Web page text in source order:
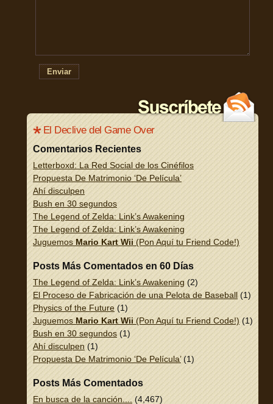
Enviar
El Declive del Game Over
Comentarios Recientes
Letterboxd: La Red Social de los Cinéfilos
Propuesta De Matrimonio ‘De Película’
Ahí disculpen
Bush en 30 segundos
The Legend of Zelda: Link’s Awakening
The Legend of Zelda: Link’s Awakening
Juguemos Mario Kart Wii (Pon Aquí tu Friend Code!)
Posts Más Comentados en 60 Días
The Legend of Zelda: Link’s Awakening (2)
El Proceso de Fabricación de una Pelota de Baseball (1)
Physics of the Future (1)
Juguemos Mario Kart Wii (Pon Aquí tu Friend Code!) (1)
Bush en 30 segundos (1)
Ahí disculpen (1)
Propuesta De Matrimonio ‘De Película’(1)
Posts Más Comentados
En busca de la canción.... (4,467)